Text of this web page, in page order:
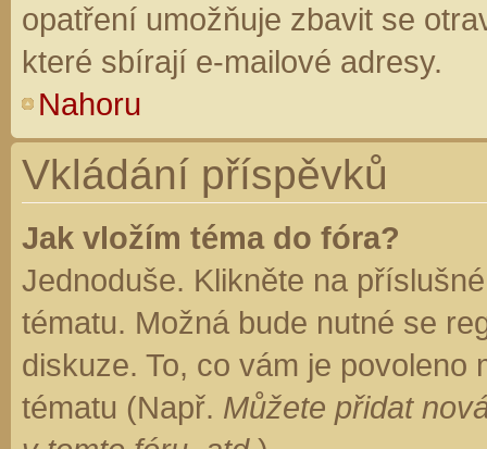
opatření umožňuje zbavit se
které sbírají e-mailové adresy.
Nahoru
Vkládání příspěvků
Jak vložím téma do fóra?
Jednoduše. Klikněte na
tématu. Možná bude nutné se
diskuze. To, co vám je
tématu (Např. Můžete přidat